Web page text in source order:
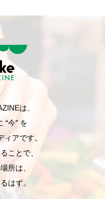
は、
“今” を
アです。
ことで、
所は、
はず。